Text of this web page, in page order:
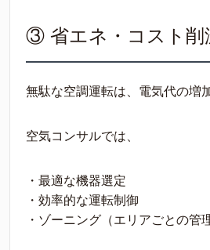
③ 省エネ・コスト削
無駄な空調運転は、電気代の増
空気コンサルでは、
・最適な機器選定
・効率的な運転制御
・ゾーニング（エリアごとの管